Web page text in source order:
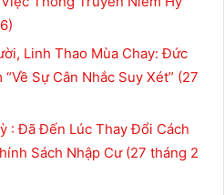
Linh Thao Mùa Chay: Đức
Sự Cân Nhắc Suy Xét” (27
: Đã Đến Lúc Thay Đổi Cách
Sách Nhập Cư (27 tháng 2